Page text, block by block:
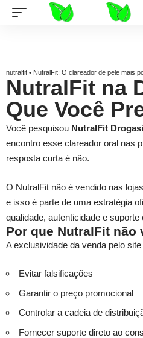
nutralfit • NutralFit: O clareador de pele mais
NutralFit na
Que Você
Você pesquisou NutralFit
encontro esse clareador oral nas
resposta curta é não.
O NutralFit não é vendido nas
e isso é parte de uma estratégia
qualidade, autenticidade e
Por que NutralFit não
A exclusividade da venda pelo
Evitar falsificações
Garantir o preço promocional
Controlar a cadeia de
Fornecer suporte direto ao